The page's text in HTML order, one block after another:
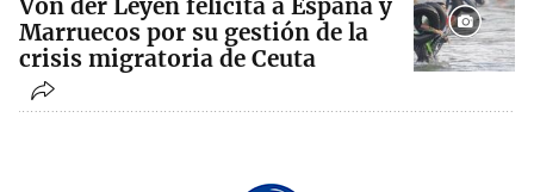
Von der Leyen felicita a España y
Marruecos por su gestión de la
crisis migratoria de Ceuta